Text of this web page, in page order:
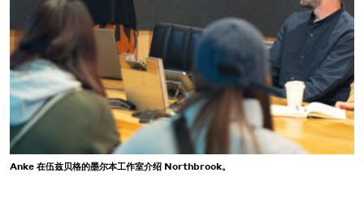
Anke 在伍兹贝格的墨尔本工作室介绍 Northbrook。